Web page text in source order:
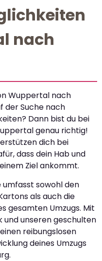
nach
Wuppertal nach
der Suche nach
Dann bist du bei
genau richtig!
dich bei
dass dein Hab und
Ziel ankommt.
sowohl den
als auch die
gesamten Umzugs. Mit
unseren geschulten
reibungslosen
deines Umzugs